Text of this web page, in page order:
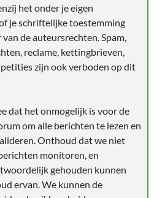
het onder je eigen
je schriftelijke toestemming
de auteursrechten. Spam,
reclame, kettingbrieven,
zijn ook verboden op dit
dat het onmogelijk is voor de
om alle berichten te lezen en
Onthoud dat we niet
monitoren, en
gehouden kunnen
ervan. We kunnen de